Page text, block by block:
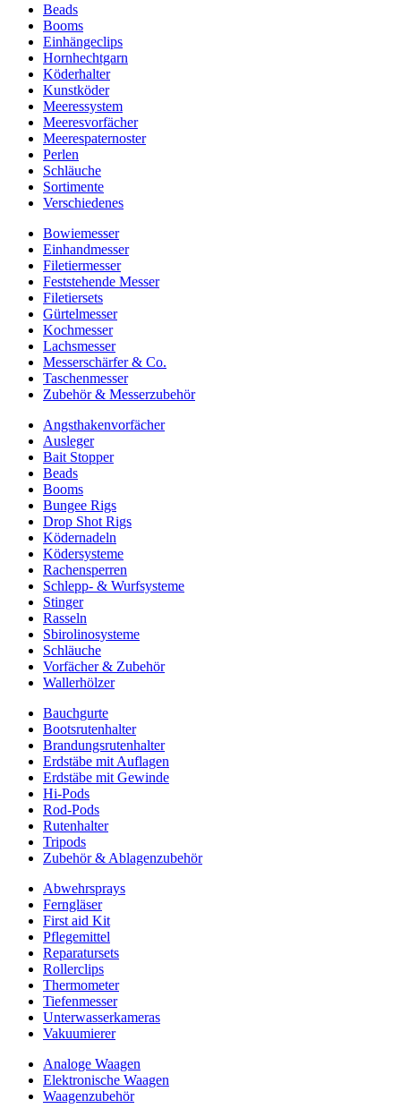
Beads
Booms
Einhängeclips
Hornhechtgarn
Köderhalter
Kunstköder
Meeressystem
Meeresvorfächer
Meerespaternoster
Perlen
Schläuche
Sortimente
Verschiedenes
Bowiemesser
Einhandmesser
Filetiermesser
Feststehende Messer
Filetiersets
Gürtelmesser
Kochmesser
Lachsmesser
Messerschärfer & Co.
Taschenmesser
Zubehör & Messerzubehör
Angsthakenvorfächer
Ausleger
Bait Stopper
Beads
Booms
Bungee Rigs
Drop Shot Rigs
Ködernadeln
Ködersysteme
Rachensperren
Schlepp- & Wurfsysteme
Stinger
Rasseln
Sbirolinosysteme
Schläuche
Vorfächer & Zubehör
Wallerhölzer
Bauchgurte
Bootsrutenhalter
Brandungsrutenhalter
Erdstäbe mit Auflagen
Erdstäbe mit Gewinde
Hi-Pods
Rod-Pods
Rutenhalter
Tripods
Zubehör & Ablagenzubehör
Abwehrsprays
Ferngläser
First aid Kit
Pflegemittel
Reparatursets
Rollerclips
Thermometer
Tiefenmesser
Unterwasserkameras
Vakuumierer
Analoge Waagen
Elektronische Waagen
Waagenzubehör